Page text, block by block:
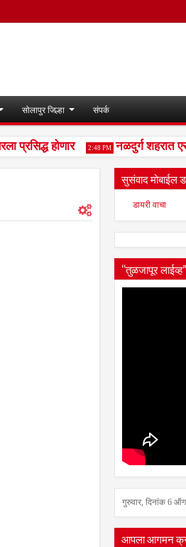
सोलापुर जिल्हा संपर्क
होणार 2:48 PM नळदुर्ग शहरात
सुसंवाद मोबाईल
डायरी वाचा
“तुळजापूर
गुरुवार, दिनांक 6
आपला आगमन